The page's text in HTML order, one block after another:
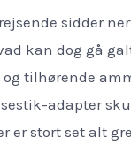
sidder
kan dog gå
tilhørende
adapter
er stort set alt